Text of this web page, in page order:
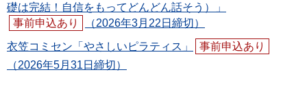
礎は完結！自信をもってどんどん話そう）」
事前申込あり
（2026年3月22日締切）
衣笠コミセン「やさしいピラティス」
事前申込あり
（2026年5月31日締切）